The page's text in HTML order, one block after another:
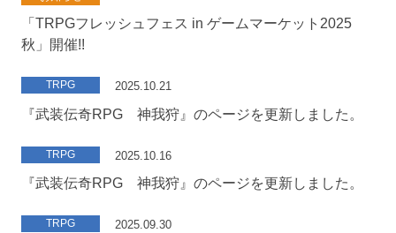
「TRPGフレッシュフェス in ゲームマーケット2025
秋」開催!!
TRPG 2025.10.21
『武装伝奇RPG 神我狩』のページを更新しました。
TRPG 2025.10.16
『武装伝奇RPG 神我狩』のページを更新しました。
TRPG 2025.09.30